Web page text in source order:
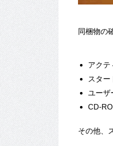
同梱物の
アクテ
スター
ユーザ
CD-
その他、